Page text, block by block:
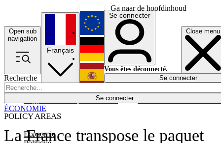
Ga naar de hoofdinhoud
Open sub
navigation
Close menu
Recherche
Se connecter
POLICY AREAS
Economie
Économie
Français
English
Deutsch
Español
Se connecter
Vous êtes déconnecté.
Se connecter
La France transpose le paquet
ÉCONOMIE